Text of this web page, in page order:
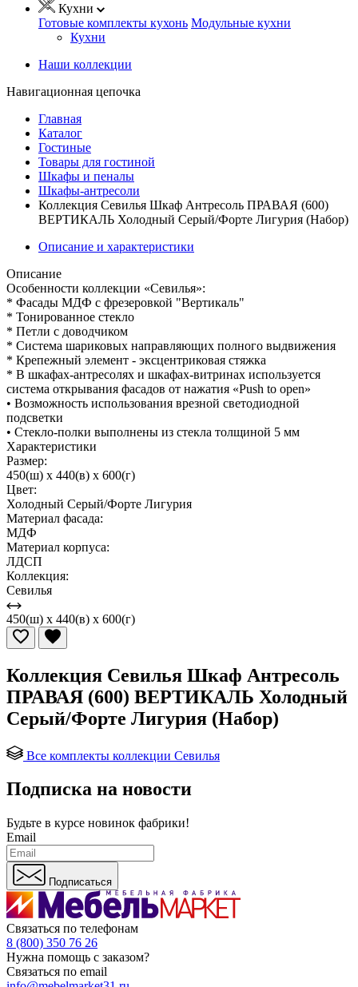
Кухни
Готовые комплекты кухонь Модульные кухни
Кухни
Наши коллекции
Навигационная цепочка
Главная
Каталог
Гостиные
Товары для гостиной
Шкафы и пеналы
Шкафы-антресоли
Коллекция Севилья Шкаф Антресоль ПРАВАЯ (600)
ВЕРТИКАЛЬ Холодный Серый/Форте Лигурия (Набор)
Описание и характеристики
Описание
Особенности коллекции «Севилья»:
* Фасады МДФ с фрезеровкой "Вертикаль"
* Тонированное стекло
* Петли с доводчиком
* Система шариковых направляющих полного выдвижения
* Крепежный элемент - эксцентриковая стяжка
* В шкафах-антресолях и шкафах-витринах используется
система открывания фасадов от нажатия «Push to open»
• Возможность использования врезной светодиодной
подсветки
• Стекло-полки выполнены из стекла толщиной 5 мм
Характеристики
Размер:
450(ш) x 440(в) x 600(г)
Цвет:
Холодный Серый/Форте Лигурия
Материал фасада:
МДФ
Материал корпуса:
ЛДСП
Коллекция:
Севилья
450(ш) x 440(в) x 600(г)
Коллекция Севилья Шкаф Антресоль
ПРАВАЯ (600) ВЕРТИКАЛЬ Холодный
Серый/Форте Лигурия (Набор)
Все комплекты коллекции Севилья
Подписка на новости
Будьте в курсе новинок фабрики!
Email
Подписаться
Связаться по телефонам
8 (800) 350 76 26
Нужна помощь с заказом?
Связаться по email